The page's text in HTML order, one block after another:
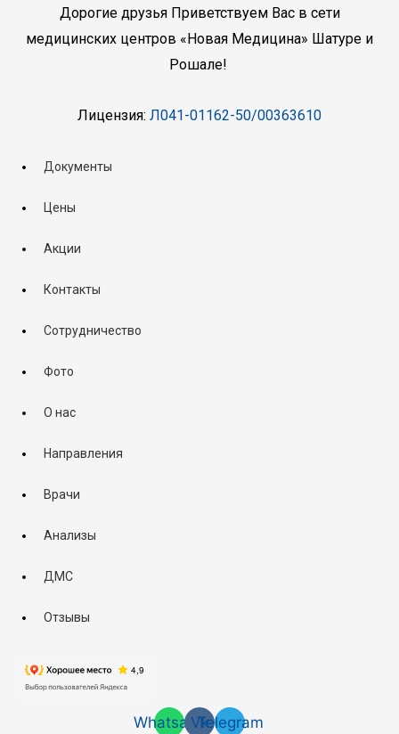
Дорогие друзья Приветствуем Вас в сети
медицинских центров «Новая Медицина» Шатуре и
Рошале!
Лицензия: Л041-01162-50/00363610
Документы
Цены
Акции
Контакты
Сотрудничество
Фото
О нас
Направления
Врачи
Анализы
ДМС
Отзывы
Whatsapp
Vk
Telegram